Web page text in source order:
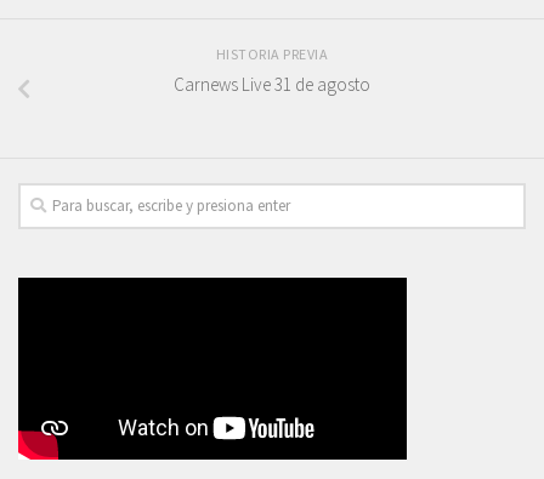
HISTORIA PREVIA
Carnews Live 31 de agosto